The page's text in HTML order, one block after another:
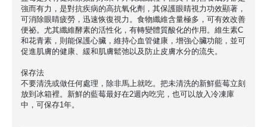
強而有力，是對抗疾病的高抗氧化劑，其保護眼睛視力功效顯著，
可消除眼睛疲勞，迅速恢復視力。食物纖維含量極多，可有效改善
便祕。尤其纖維酵素的活性化，有轉變體質酸化的作用。維生素C
和花青素，則能保護心臟，維持心血管健康，增強心臟功能，並可
促進肌膚的健康、緩和肌膚鬆弛以及防止皮膚水分的流失。
保存法
不要清洗或做任何處理，除非馬上就吃。把未清洗的新鮮藍莓立刻
放到冰箱裡。新鮮的藍莓最好在2週內吃完，也可以放入冷凍庫
中，可保存1年。